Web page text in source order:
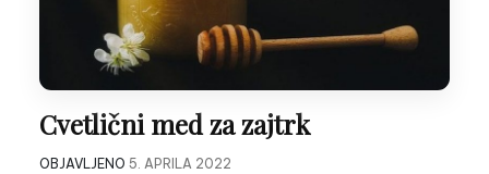
Cvetlični med za zajtrk
OBJAVLJENO 5. APRILA 2022